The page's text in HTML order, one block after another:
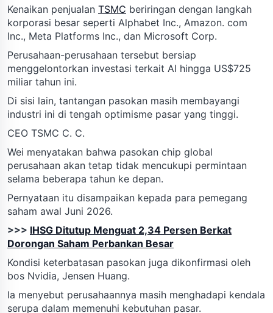
Kenaikan penjualan TSMC beriringan dengan langkah
korporasi besar seperti Alphabet Inc., Amazon. com
Inc., Meta Platforms Inc., dan Microsoft Corp.
Perusahaan-perusahaan tersebut bersiap
menggelontorkan investasi terkait AI hingga US$725
miliar tahun ini.
Di sisi lain, tantangan pasokan masih membayangi
industri ini di tengah optimisme pasar yang tinggi.
CEO TSMC C. C.
Wei menyatakan bahwa pasokan chip global
perusahaan akan tetap tidak mencukupi permintaan
selama beberapa tahun ke depan.
Pernyataan itu disampaikan kepada para pemegang
saham awal Juni 2026.
>>> IHSG Ditutup Menguat 2,34 Persen Berkat
Dorongan Saham Perbankan Besar
Kondisi keterbatasan pasokan juga dikonfirmasi oleh
bos Nvidia, Jensen Huang.
Ia menyebut perusahaannya masih menghadapi kendala
serupa dalam memenuhi kebutuhan pasar.